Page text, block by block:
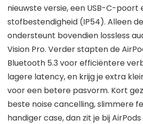
nieuwste versie, een USB-C-poort
stofbestendigheid (IP54). Alleen
ondersteunt bovendien lossless
Vision Pro. Verder stapten de
Bluetooth 5.3 voor efficiëntere
lagere latency, en krijg je extra
voor een betere pasvorm. Kort
beste noise cancelling, slimmere
handiger case, dan zit je bij